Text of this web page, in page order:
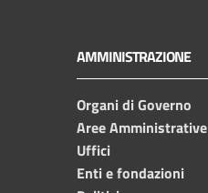
AMMINISTRAZIONE
Organi di Governo
Aree Amministrative
Uffici
Enti e fondazioni